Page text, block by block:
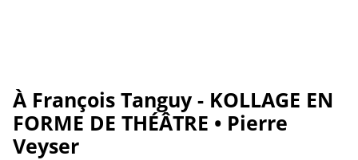
À François Tanguy - KOLLAGE EN
FORME DE THÉÂTRE • Pierre
Veyser